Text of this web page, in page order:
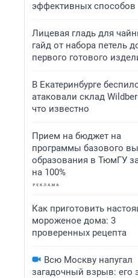
эффективных способов
Лицевая гладь для
гайд от набора петель
первого готового
В Екатеринбурге
атаковали склад
что известно
Прием на бюджет на
программы базового
образования в ТюмГУ
на 100%
Как приготовить
мороженое дома: 3
проверенных рецепта
Всю Москву напугал
загадочный взрыв: его